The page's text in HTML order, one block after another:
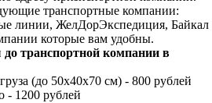
транспортные компании:
линии, ЖелДорЭкспедиция, Байкал
которые вам удобны.
до транспортной компании в
(до 50х40х70 см) - 800 рублей
- 1200 рублей